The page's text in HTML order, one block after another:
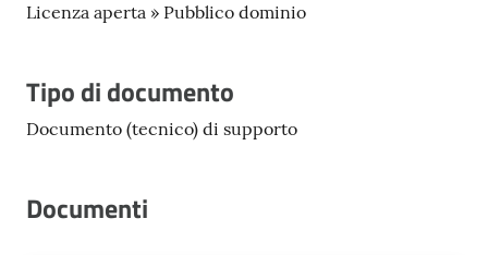
Seguici
Licenza aperta » Pubblico dominio
Tipo di documento
Documento (tecnico) di supporto
Documenti